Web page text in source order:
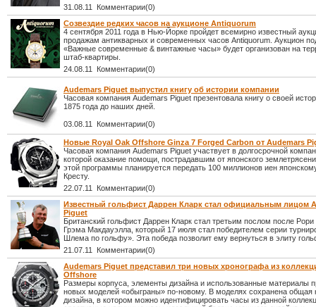
31.08.11 Комментарии(0)
Созвездие редких часов на аукционе Antiquorum
4 сентября 2011 года в Нью-Йорке пройдет всемирно известный
продажам антикварных и современных часов Antiquorum. Аукцион
«Важные современные & винтажные часы» будет организован на
штаб-квартиры.
24.08.11 Комментарии(0)
Audemars Piguet выпустил книгу об истории компании
Часовая компания Audemars Piguet презентовала книгу о своей
1875 года до наших дней.
03.08.11 Комментарии(0)
Новые Royal Oak Offshore Ginza 7 Forged Carbon от Audemars
Часовая компания Audemars Piguet участвует в долгосрочной
которой оказание помощи, пострадавшим от японского
этой программы планируется передать 100 миллионов иен
Кресту.
22.07.11 Комментарии(0)
Известный гольфист Даррен Кларк стал официальным лицом
Piguet
Британский гольфист Даррен Кларк стал третьим послом после
Грэма Макдауэлла, который 17 июля стал победителем серии
Шлема по гольфу». Эта победа позволит ему вернуться в элиту
21.07.11 Комментарии(0)
Audemars Piguet представил три новых хронографа из
Offshore
Размеры корпуса, элементы дизайна и использованные материалы
новых моделей «обыграны» по-новому. В моделях сохранена общая
дизайна, в котором можно идентифицировать часы из данной